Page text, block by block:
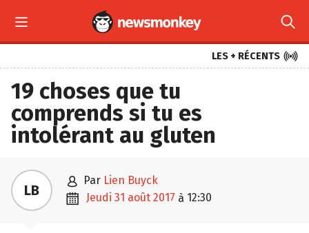
 
LES + RÉCENTS 
19 choses que tu
comprends si tu es
intolérant au gluten
LB  par Lien Buyck
 jeudi 31 août 2017 à 12:30